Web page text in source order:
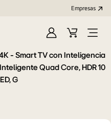
Empresas
Iniciar
Sesión
Carrito
de
compra
Open
Menu
4K - Smart TV con Inteligencia
Quad Core, HDR 10
G